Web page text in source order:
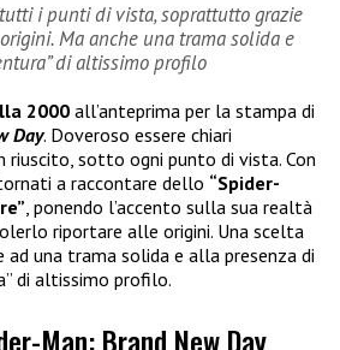
i punti di vista, soprattutto grazie
Ma anche una trama solida e
di altissimo profilo
2000 all’anteprima per la stampa di
Day. Doveroso essere chiari
sotto ogni punto di vista. Con
a raccontare dello “Spider-
, ponendo l’accento sulla sua realtà
riportare alle origini. Una scelta
ad una trama solida e alla presenza di
di altissimo profilo.
Man: Brand New Day